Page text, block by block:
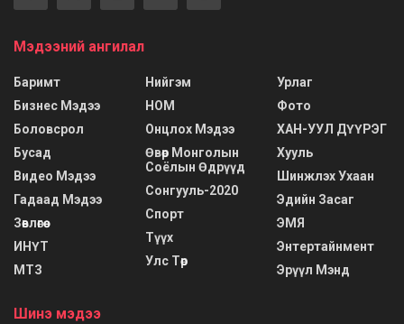
Мэдээний ангилал
Баримт
Бизнес Мэдээ
Боловсрол
Бусад
Видео Мэдээ
Гадаад Мэдээ
Зөвлөгөө
ИНҮТ
МТЗ
Нийгэм
НОМ
Онцлох Мэдээ
Өвөр Монголын
Соёлын Өдрүүд
Сонгууль-2020
Спорт
Түүх
Улс Төр
Урлаг
Фото
ХАН-УУЛ ДҮҮРЭГ
Хууль
Шинжлэх Ухаан
Эдийн Засаг
ЭМЯ
Энтертайнмент
Эрүүл Мэнд
Шинэ мэдээ